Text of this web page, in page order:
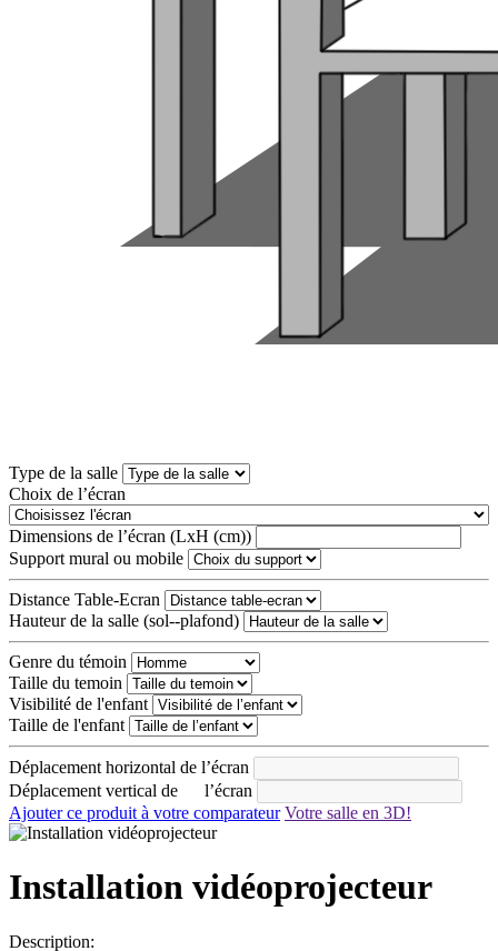
Type de la salle
Choix de l’écran
Dimensions de l’écran (LxH (cm))
Support mural ou mobile
Distance Table-Ecran
Hauteur de la salle (sol--plafond)
Genre du témoin
Taille du temoin
Visibilité de l'enfant
Taille de l'enfant
Déplacement horizontal de l’écran
Déplacement vertical de l’écran
Ajouter ce produit à votre comparateur Votre salle en 3D!
Installation vidéoprojecteur
Description: